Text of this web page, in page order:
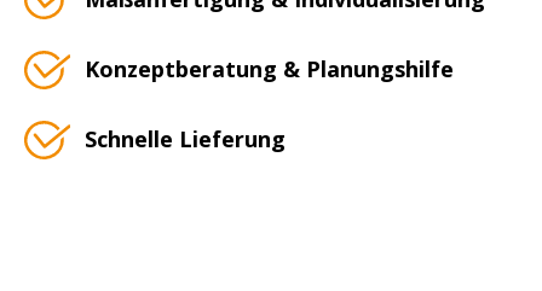
Konzeptberatung & Planungshilfe
Schnelle Lieferung